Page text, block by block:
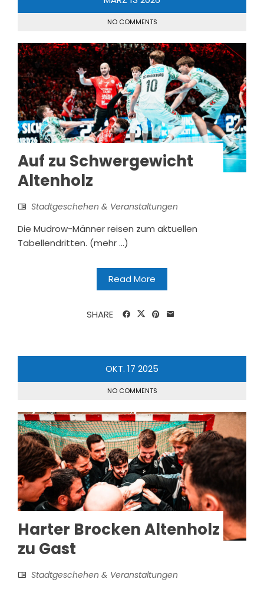
NO COMMENTS
Auf zu Schwergewicht
Altenholz
Stadtgeschehen & Veranstaltungen
Die Mudrow-Männer reisen zum aktuellen
Tabellendritten. (mehr …)
Read More
SHARE
OKT. 17 2025
NO COMMENTS
Harter Brocken Altenholz
zu Gast
Stadtgeschehen & Veranstaltungen